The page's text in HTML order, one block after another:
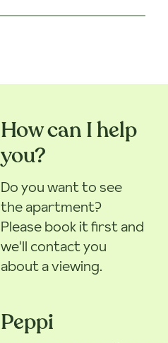
How can I help
you?
Do you want to see
the apartment?
Please book it first and
we'll contact you
about a viewing.
Peppi